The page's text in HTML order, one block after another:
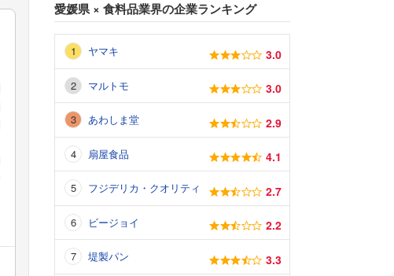
愛媛県× 食料品業界の企業ランキング
ヤマキ 3.0
マルトモ 3.0
あわしま堂 2.9
扇屋食品 4.1
フジデリカ・クオリティ 2.7
ビージョイ 2.2
堤製パン 3.3